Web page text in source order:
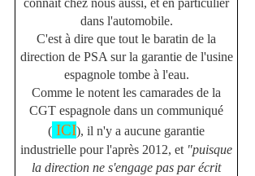
connaît chez nous aussi, et en particulier
dans l'automobile.
C'est à dire que tout le baratin de la
direction de PSA sur la garantie de l'usine
espagnole tombe à l'eau.
Comme le notent les camarades de la
CGT espagnole dans un communiqué
( ICI), il n'y a aucune garantie
industrielle pour l'après 2012, et "puisque
la direction ne s'engage pas par écrit